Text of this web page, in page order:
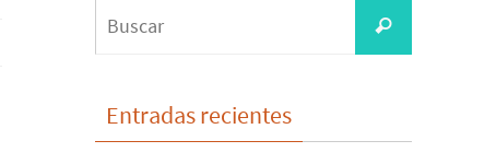
Buscar
Entradas recientes